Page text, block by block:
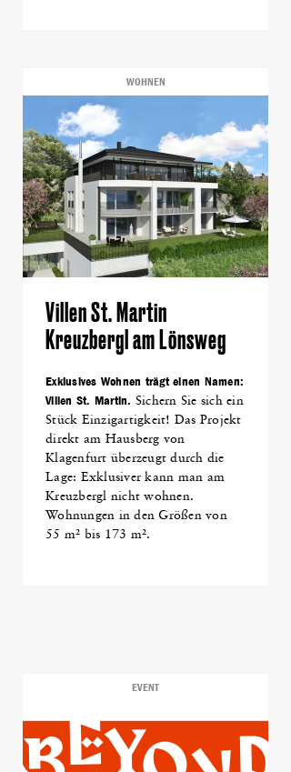
WOHNEN
Villen St. Martin
Kreuzbergl am Lönsweg
Exklusives Wohnen trägt einen Namen:
Villen St. Martin. Sichern Sie sich ein
Stück Einzigartigkeit! Das Projekt
direkt am Hausberg von
Klagenfurt überzeugt durch die
Lage: Exklusiver kann man am
Kreuzbergl nicht wohnen.
Wohnungen in den Größen von
55 m² bis 173 m².
EVENT